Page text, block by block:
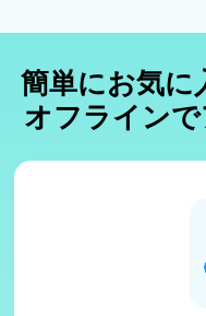
簡単にお気
オフライン